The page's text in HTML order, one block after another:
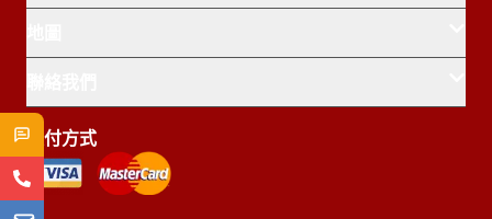
1800-997-167
姓名
支付方式